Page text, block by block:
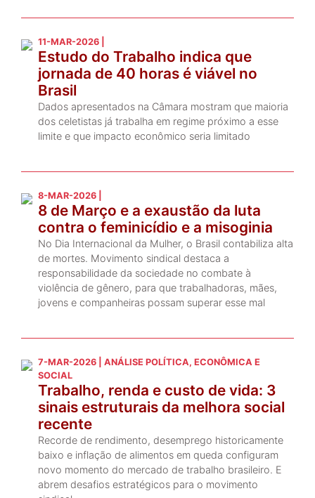
11-MAR-2026 |
Estudo do Trabalho indica que
jornada de 40 horas é viável no
Brasil
Dados apresentados na Câmara mostram que maioria
dos celetistas já trabalha em regime próximo a esse
limite e que impacto econômico seria limitado
8-MAR-2026 |
8 de Março e a exaustão da luta
contra o feminicídio e a misoginia
No Dia Internacional da Mulher, o Brasil contabiliza alta
de mortes. Movimento sindical destaca a
responsabilidade da sociedade no combate à
violência de gênero, para que trabalhadoras, mães,
jovens e companheiras possam superar esse mal
7-MAR-2026 | ANÁLISE POLÍTICA, ECONÔMICA E
SOCIAL
Trabalho, renda e custo de vida: 3
sinais estruturais da melhora social
recente
Recorde de rendimento, desemprego historicamente
baixo e inflação de alimentos em queda configuram
novo momento do mercado de trabalho brasileiro. E
abrem desafios estratégicos para o movimento